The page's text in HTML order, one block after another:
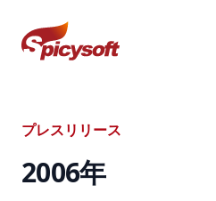
スパイシーソフト株式会社
プレスリリース
2006年